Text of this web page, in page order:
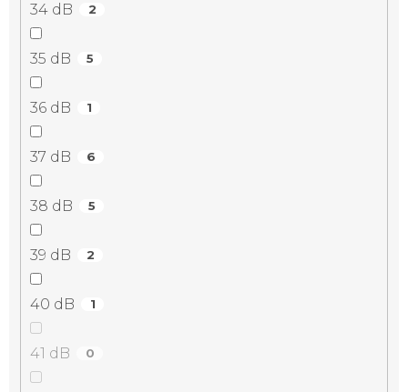
34 dB 2
35 dB 5
36 dB 1
37 dB 6
38 dB 5
39 dB 2
40 dB 1
41 dB 0